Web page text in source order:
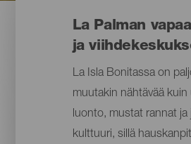
La Palman
ja
La Isla Bonitassa on
muutakin nähtävää kuin
luonto, mustat rannat ja
kulttuuri, sillä